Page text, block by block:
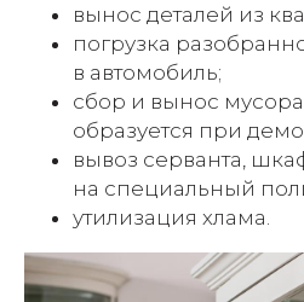
вынос деталей из
погрузка
в автомобиль;
сбор и вынос
образуется при
вывоз серванта,
на специальный
утилизация хлама.